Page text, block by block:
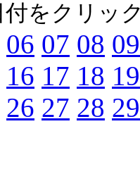
をクリッ
06 07 08 09
16 17 18 19
26 27 28 29